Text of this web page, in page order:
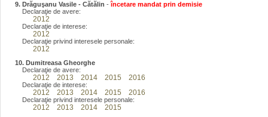
9. Drăguşanu Vasile - Cătălin -încetare mandat prin demisie
Declaraţie de avere:
2012
Declaraţie de interese:
2012
Declaraţie privind interesele personale:
2012
10. Dumitreasa Gheorghe
Declaraţie de avere:
2012 2013 2014 2015 2016
Declaraţie de interese:
2012 2013 2014 2015 2016
Declaraţie privind interesele personale:
2012 2013 2014 2015